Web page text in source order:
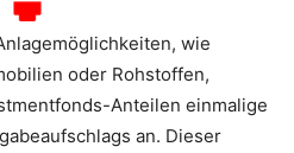
wie
oder Rohstoffen,
Anteilen einmalige
an. Dieser